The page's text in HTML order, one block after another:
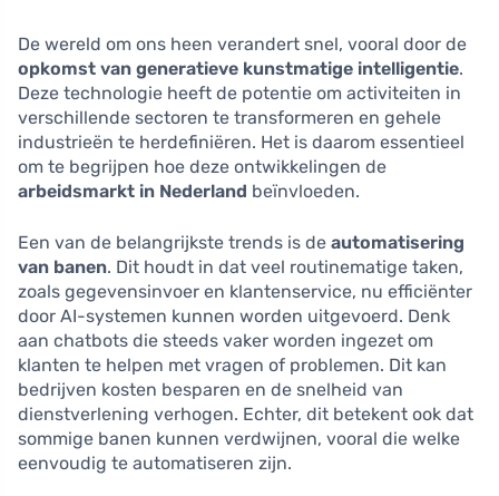
De wereld om ons heen verandert snel, vooral door de
opkomst van generatieve kunstmatige intelligentie.
Deze technologie heeft de potentie om activiteiten in
verschillende sectoren te transformeren en gehele
industrieën te herdefiniëren. Het is daarom essentieel
om te begrijpen hoe deze ontwikkelingen de
arbeidsmarkt in Nederland beïnvloeden.
Een van de belangrijkste trends is de automatisering
van banen. Dit houdt in dat veel routinematige taken,
zoals gegevensinvoer en klantenservice, nu efficiënter
door AI-systemen kunnen worden uitgevoerd. Denk
aan chatbots die steeds vaker worden ingezet om
klanten te helpen met vragen of problemen. Dit kan
bedrijven kosten besparen en de snelheid van
dienstverlening verhogen. Echter, dit betekent ook dat
sommige banen kunnen verdwijnen, vooral die welke
eenvoudig te automatiseren zijn.